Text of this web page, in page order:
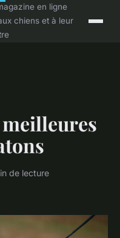
en ligne
chiens et à leur
de lecture